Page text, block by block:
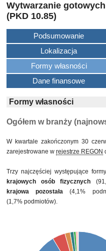
Wytwarzanie
(PKD 10.85)
Podsumowanie
Lokalizacja
Formy własności
Dane finansowe
Formy własności
Ogółem w branży
W kwartale zakończonym 30
zarejestrowane w rejestrze REGON
Trzy najczęściej występujące
krajowych osób fizycznych
krajowa pozostała (4,1%
(1,7% podmiotów).